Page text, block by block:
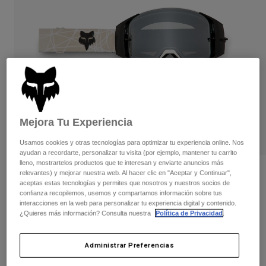
Pantalones largos
Pantalones cortos
Chaquetas y chalecos
Protecciones
Gafas de protección
Calcetines
Recambios
Guantes
Chaquetas
Protecciones
Gafas de protección
Calcetines
Mochilas y accesorios
Recambios
Mujer
Camisetas y tops
Sudaderas
Chaquetas
Pantalones
Camisas
Ver todo
Gafas de Protección
Calcetines
Ver todo
Moto
Cascos
Camisetas
Pantalones
Botas
Protecciones
Guantes
Gafas MTB Vue Max Diffuse Special
Edition
N.º de artículo38263
149,99 €
Mejora Tu Experiencia
Usamos cookies y otras tecnologías para optimizar tu experiencia online. Nos
ayudan a recordarte, personalizar tu visita (por ejemplo, mantener tu carrito
lleno, mostrartelos productos que te interesan y enviarte anuncios más
relevantes) y mejorar nuestra web. Al hacer clic en "Aceptar y Continuar",
aceptas estas tecnologías y permites que nosotros y nuestros socios de
confianza recopilemos, usemos y compartamos información sobre tus
interacciones en la web para personalizar tu experiencia digital y contenido.
¿Quieres más información? Consulta nuestra
Política de Privacidad
Administrar Preferencias